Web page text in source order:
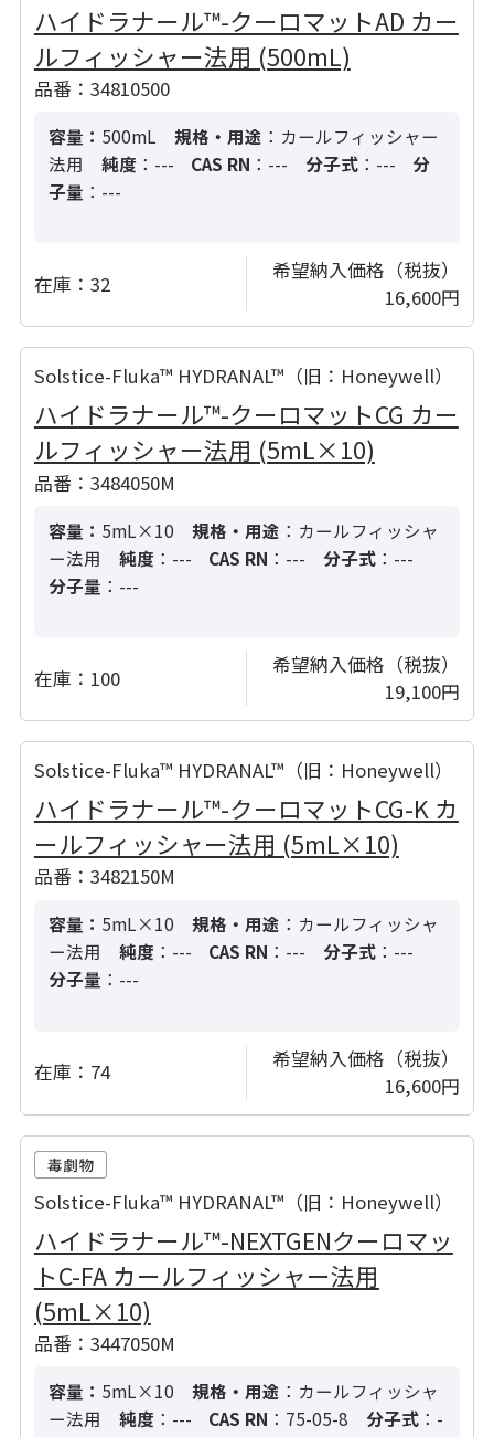
ハイドラナール™-クーロマットAD カー
ルフィッシャー法用 (500mL)
品番：34810500
容量： 500mL 規格・用途 ：カールフィッシャー
法用
純度 ：--- CAS RN ：--- 分子式：---
分
子量 ：---
在庫： 32
希望納入価格（税抜）
16,600円
Solstice-Fluka™ HYDRANAL™（旧：Honeywell）
ハイドラナール™-クーロマットCG カー
ルフィッシャー法用 (5mL×10)
品番：3484050M
容量： 5mL×10 規格・用途 ：カールフィッシャ
ー法用
純度 ：--- CAS RN ：--- 分子式：---
分子量 ：---
在庫： 100
希望納入価格（税抜）
19,100円
Solstice-Fluka™ HYDRANAL™（旧：Honeywell）
ハイドラナール™-クーロマットCG-K カ
ールフィッシャー法用 (5mL×10)
品番：3482150M
容量： 5mL×10 規格・用途 ：カールフィッシャ
ー法用
純度 ：--- CAS RN ：--- 分子式：---
分子量 ：---
在庫： 74
希望納入価格（税抜）
16,600円
Solstice-Fluka™ HYDRANAL™（旧：Honeywell）
ハイドラナール™-NEXTGENクーロマッ
トC-FA カールフィッシャー法用
(5mL×10)
品番：3447050M
容量： 5mL×10 規格・用途 ：カールフィッシャ
ー法用
純度 ：--- CAS RN ：75-05-8 分子式：-